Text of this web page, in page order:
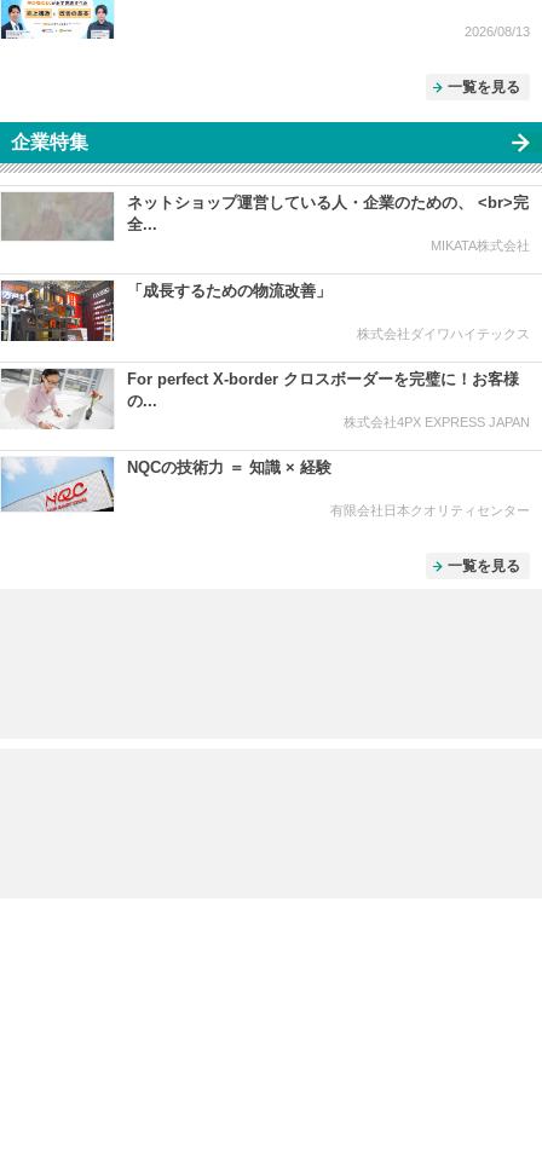
2026/08/13
一覧を見る
企業特集
ネットショップ運営している人・企業のための、 <br>完
全...
MIKATA株式会社
「成長するための物流改善」
株式会社ダイワハイテックス
For perfect X-border クロスボーダーを完璧に！お客様
の...
株式会社4PX EXPRESS JAPAN
NQCの技術力 ＝ 知識 × 経験
有限会社日本クオリティセンター
一覧を見る